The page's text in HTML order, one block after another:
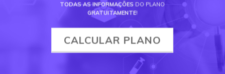
TODAS AS INFORMAÇÕES DO PLANO
GRATUITAMENTE!
CALCULAR PLANO